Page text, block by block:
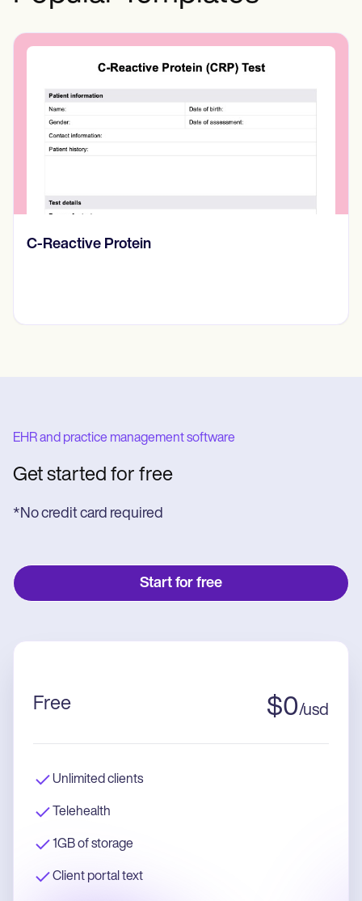
Diario de pensamientos
EHR and practice management software
Get started for free
*No credit card required
Start for free
Free $0/usd
Unlimited clients
Telehealth
1GB of storage
Client portal text